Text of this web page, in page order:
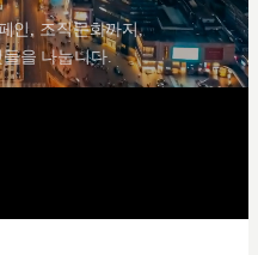
인, 조직문화까지,
을 나눕니다.